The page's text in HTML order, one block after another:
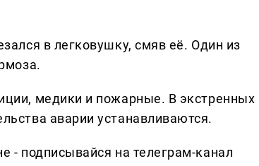
в легковушку, смяв её. Один из
медики и пожарные. В экстренных
аварии устанавливаются.
- подписывайся на телеграм-канал